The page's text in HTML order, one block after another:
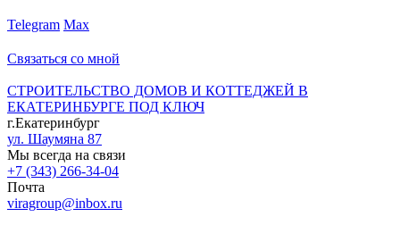
Telegram Max
Связаться со мной
СТРОИТЕЛЬСТВО ДОМОВ И КОТТЕДЖЕЙ В
ЕКАТЕРИНБУРГЕ ПОД КЛЮЧ
г.Екатеринбург
ул. Шаумяна 87
Мы всегда на связи
+7 (343) 266-34-04
Почта
viragroup@inbox.ru